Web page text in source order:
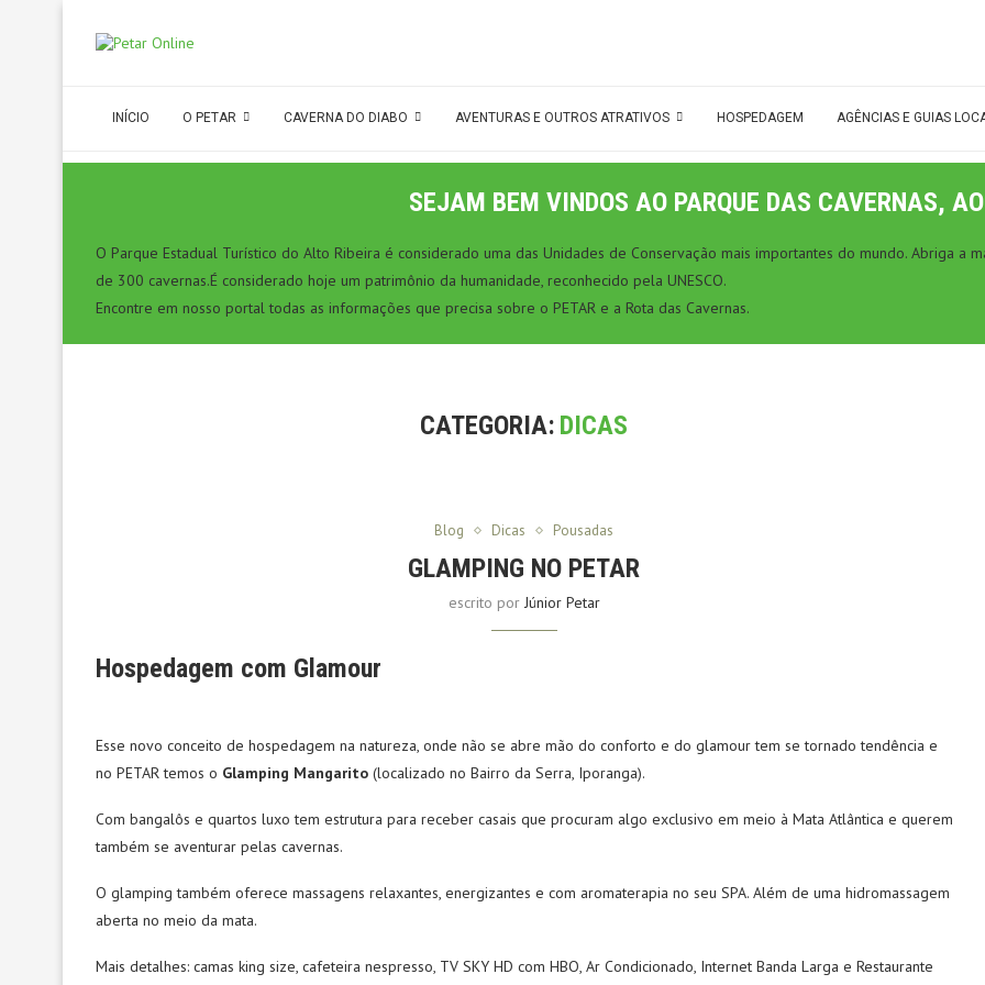
INÍCIO O PETAR CAVERNA DO DIABO AVENTURAS E OUTROS ATRATIVOS HOSPEDAGEM AGÊNCIAS E GUIAS
SEJAM BEM VINDOS AO PARQUE DAS CAVERNAS,
O Parque Estadual Turístico do Alto Ribeira é considerado uma das Unidades de Conservação mais importantes do mundo. Abriga a
de 300 cavernas.É considerado hoje um patrimônio da humanidade, reconhecido pela UNESCO.
Encontre em nosso portal todas as informações que precisa sobre o PETAR e a Rota das Cavernas.
CATEGORIA: DICAS
Blog Dicas Pousadas
GLAMPING NO PETAR
escrito por Júnior Petar
Hospedagem com Glamour
Esse novo conceito de hospedagem na natureza, onde não se abre mão do conforto e do glamour tem se tornado tendência e
no PETAR temos o Glamping Mangarito (localizado no Bairro da Serra, Iporanga).
Com bangalôs e quartos luxo tem estrutura para receber casais que procuram algo exclusivo em meio à Mata Atlântica e querem
também se aventurar pelas cavernas.
O glamping também oferece massagens relaxantes, energizantes e com aromaterapia no seu SPA. Além de uma hidromassagem
aberta no meio da mata.
Mais detalhes: camas king size, cafeteira nespresso, TV SKY HD com HBO, Ar Condicionado, Internet Banda Larga e Restaurante